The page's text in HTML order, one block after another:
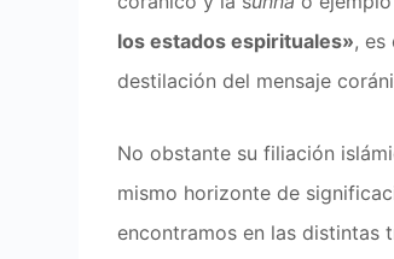
los estados espirituales», es
destilación del mensaje
No obstante su filiación
mismo horizonte de
encontramos en las distintas